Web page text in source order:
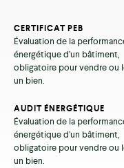
CERTIFICAT PEB
Évaluation de la
énergétique d’un bâtiment,
obligatoire pour vendre ou
un bien.
AUDIT ÉNERGÉTIQUE
Évaluation de la
énergétique d’un bâtiment,
obligatoire pour vendre ou
un bien.